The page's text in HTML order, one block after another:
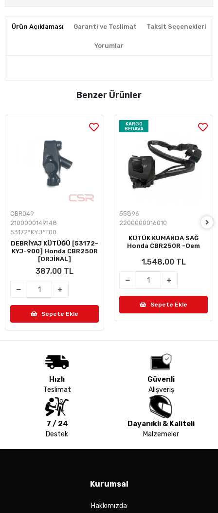
Ürün Açıklaması Garanti ve Teslimat Taksit Seçenekleri
Yorumlar
Benzer Ürünler
CBR049
2100000149148
53172*KYJ*T00
DEBRİYAJ KÜTÜĞÜ [53172-
KYJ-900] Honda CBR250R
[ORJİNAL]
387,00 TL
Sepete Ekle
KARGO
BEDAVA
55896
2200000016010
KÜTÜK KUMANDA SAĞ
Honda CBR250R -Oem
1.548,00 TL
Sepete Ekle
Hızlı
Teslimat
Güvenli
Alışveriş
7 / 24
Destek
Dayanıklı & Kaliteli
Malzemeler
Kurumsal
Hakkımızda